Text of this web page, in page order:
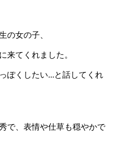
の女の子、
来てくれました。
ぽくしたい...と話してくれ
で、表情や仕草も穏やかで